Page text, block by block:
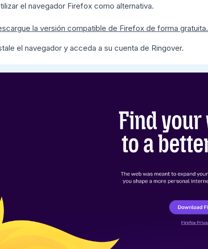
el navegador Firefox como alternativa.
la versión compatible de Firefox de forma gratuita.
el navegador y acceda a su cuenta de Ringover.